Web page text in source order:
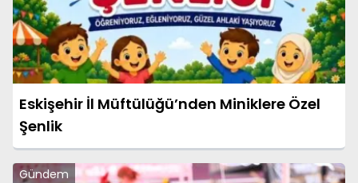
Eskişehir İl Müftülüğü’nden Miniklere Özel
Şenlik
Gündem